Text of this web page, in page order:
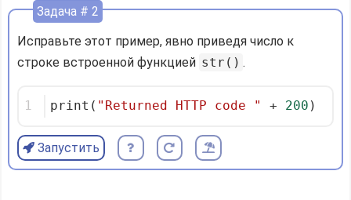
Исправьте этот пример, явно приведя число к
строке встроенной функцией str() .
1 print( "Returned HTTP code " + 200 )
Задача # 2
Запустить